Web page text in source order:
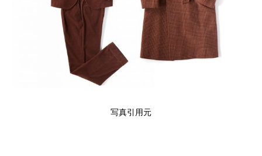
写真引用元